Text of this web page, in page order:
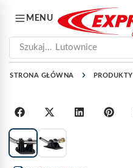
MENU
Szukaj... Lutownice
STRONA GŁÓWNA PRODUKTY